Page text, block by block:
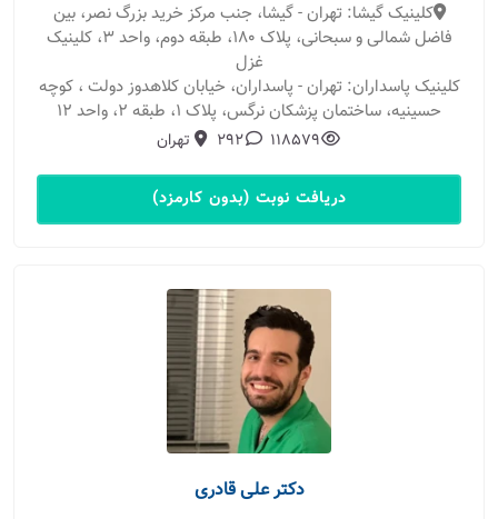
کلینیک گیشا: تهران - گیشا، جنب مرکز خرید بزرگ نصر، بین
فاضل شمالی و سبحانی، پلاک ۱۸۰، طبقه دوم، واحد ۳، کلینیک
غزل
کلینیک پاسداران: تهران - پاسداران، خیابان کلاهدوز دولت ، کوچه
حسینیه، ساختمان پزشکان نرگس، پلاک ۱، طبقه ۲، واحد ۱۲
118579
292 تهران
دریافت نوبت (بدون کارمزد)
دکتر علی قادری